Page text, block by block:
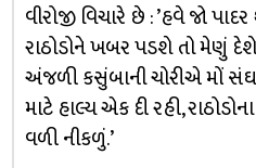
વીરોજી વિચારે છે : ’હવે જો
રાઠોડોને ખબર પડશે તો મેણું
અંજળી કસુંબાની ચોરીએ મોં
માટે હાલ્ય એક દી રહી,
વળી નીકળું.’